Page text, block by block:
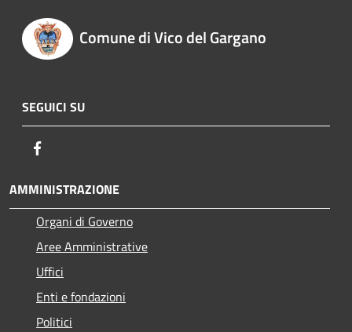
Comune di Vico del Gargano
SEGUICI SU
AMMINISTRAZIONE
Organi di Governo
Aree Amministrative
Uffici
Enti e fondazioni
Politici